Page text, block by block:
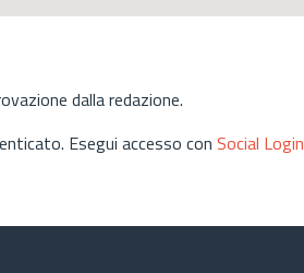
dalla redazione.
Esegui accesso con Social Login